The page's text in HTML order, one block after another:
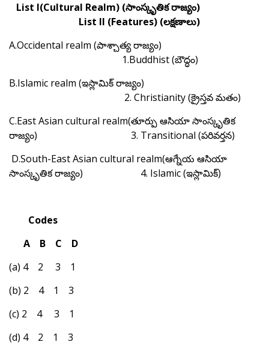
List I(Cultural Realm) (సాంస్కృతిక రాజ్యం)
List II (Features) (లక్షణాలు)
A.Occidental realm (పాశ్చాత్య రాజ్యం)
1.Buddhist (బౌద్ధం)
B.Islamic realm (ఇస్లామిక్ రాజ్యం)
2. Christianity (క్రైస్తవ మతం)
C.East Asian cultural realm(తూర్పు ఆసియా సాంస్కృతిక
రాజ్యం) 3. Transitional (పరివర్తన)
D.South-East Asian cultural realm(ఆగ్నేయ ఆసియా
సాంస్కృతిక రాజ్యం) 4. Islamic (ఇస్లామిక్)
Codes
A B C D
(a) 4 2 3 1
(b) 2 4 1 3
(c) 2 4 3 1
(d) 4 2 1 3